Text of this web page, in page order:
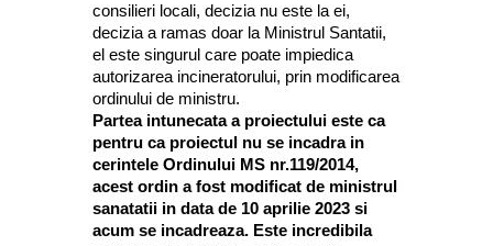
consilieri locali, decizia nu este la ei,
decizia a ramas doar la Ministrul Santatii,
el este singurul care poate impiedica
autorizarea incineratorului, prin modificarea
ordinului de ministru.
Partea intunecata a proiectului este ca
pentru ca proiectul nu se incadra in
cerintele Ordinului MS nr.119/2014,
acest ordin a fost modificat de ministrul
sanatatii in data de 10 aprilie 2023 si
acum se incadreaza. Este incredibila